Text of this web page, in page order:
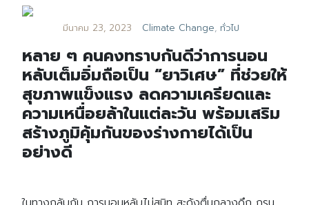
มีนาคม 23, 2023 Climate Change, ทั่วไป
หลาย ๆ คนคงทราบกันดีว่าการนอน
หลับเต็มอิ่มถือเป็น “ยาวิเศษ” ที่ช่วยให้
สุขภาพแข็งแรง ลดความเครียดและ
ความเหนื่อยล้าในแต่ละวัน พร้อมเสริม
สร้างภูมิคุ้มกันของร่างกายได้เป็น
อย่างดี